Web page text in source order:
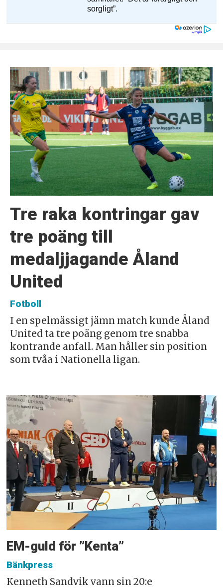
Tre raka kontringar gav
tre poäng till
medaljjagande Åland
United
Fotboll
I en spelmässigt jämn match kunde Åland
United ta tre poäng genom tre snabba
kontrande anfall. Man håller sin position
som tvåa i Nationella ligan.
EM-guld för ”Kenta”
Bänkpress
Kenneth Sandvik vann sin 20:e